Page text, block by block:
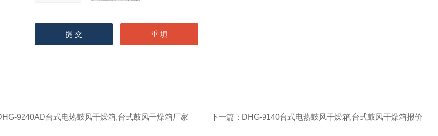
9240AD台式电热鼓风干燥箱,台式鼓风干燥箱厂家 下一篇： DHG-9140台式电热鼓风干燥箱,台式鼓风干燥箱报价